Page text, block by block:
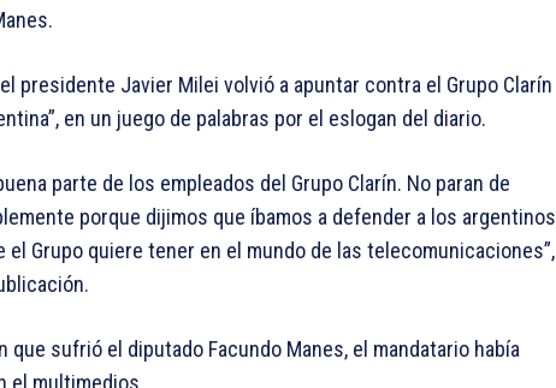
presidente Javier Milei volvió a apuntar contra el Grupo Clarín
en un juego de palabras por el eslogan del diario.
parte de los empleados del Grupo Clarín. No paran de
porque dijimos que íbamos a defender a los argentinos
Grupo quiere tener en el mundo de las telecomunicaciones”,
que sufrió el diputado Facundo Manes, el mandatario había
el multimedios.